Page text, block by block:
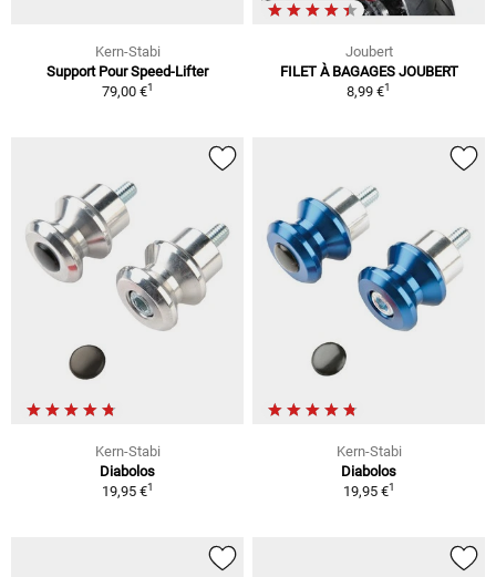
Kern-Stabi
Support Pour Speed-Lifter
79,00 €1
Joubert
FILET À BAGAGES JOUBERT
8,99 €1
Kern-Stabi
Diabolos
19,95 €1
Kern-Stabi
Diabolos
19,95 €1